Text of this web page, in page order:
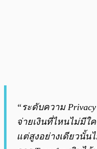
“ระดับความ
จ่ายเงินที่ไหนไม่มีใ
แต่สูงอย่างเดียวนั้